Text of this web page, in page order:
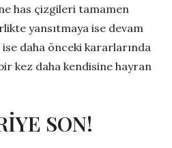
has çizgileri tamamen
yansıtmaya ise devam
ise daha önceki kararlarında
kez daha kendisine hayran
SON!